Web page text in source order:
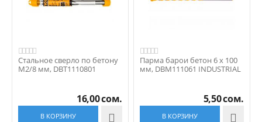
Стальное сверло по бетону
M2/8 мм, DBT1110801
16,00сом.
В КОРЗИНУ 
Парма барои бетон 6 x 100
мм, DBM111061 INDUSTRIAL
5,50сом.
В КОРЗИНУ 